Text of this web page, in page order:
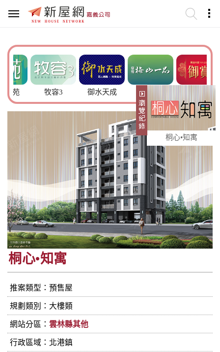
桐心•知寓
牧容3 御水天成 梅山一品
桐心•知寓
推案類型：預售屋
規劃類別：大樓類
網站分區： 雲林縣其他
行政區域：北港鎮